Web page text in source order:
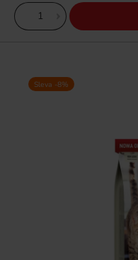
Sleva -8%